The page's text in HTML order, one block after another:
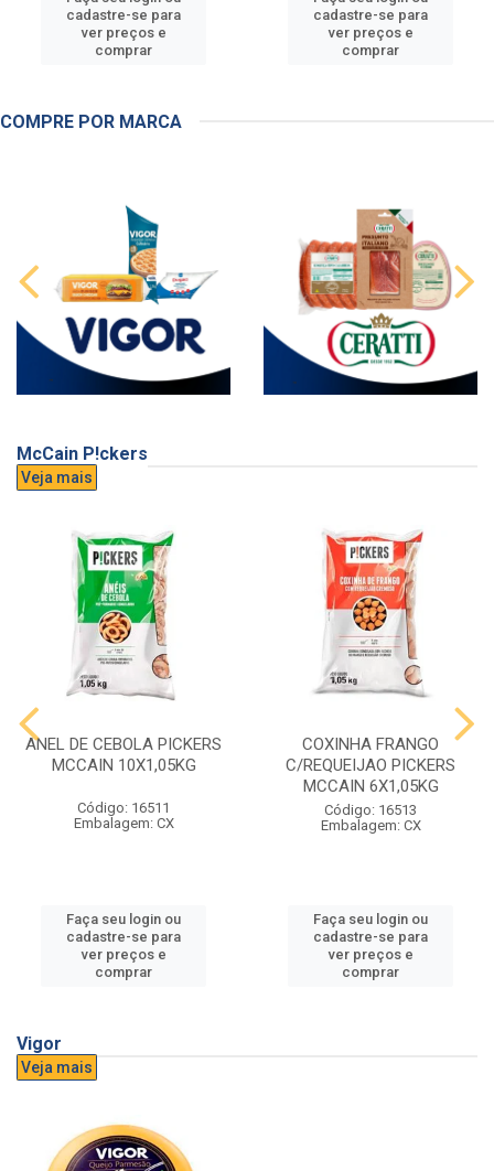
cadastre-se para
ver preços e
comprar
cadastre-se para
ver preços e
comprar
COMPRE POR MARCA
McCain P!ckers
Veja mais
ANEL DE CEBOLA PICKERS
MCCAIN 10X1,05KG
Código: 16511
Embalagem: CX
Faça seu login ou
cadastre-se para
ver preços e
comprar
COXINHA FRANGO
C/REQUEIJAO PICKERS
MCCAIN 6X1,05KG
Código: 16513
Embalagem: CX
Faça seu login ou
cadastre-se para
ver preços e
comprar
Vigor
Veja mais